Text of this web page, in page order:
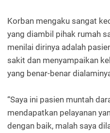
Korban mengaku sangat
yang diambil pihak rumah
menilai dirinya adalah
sakit dan menyampaikan
yang benar-benar
“Saya ini pasien muntah
mendapatkan pelayanan
dengan baik, malah saya